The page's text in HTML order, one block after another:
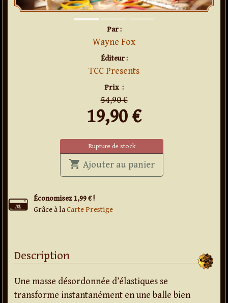
Par :
Wayne Fox
Éditeur :
TCC Presents
Prix en
:
54,90 €
19,90 €
Économisez 1,99 € !
Grâce à laCarte Prestige
Rupture de stock
shopping_cart Ajouter au panier' . Neat and tidy
Description
Une masse désordonnée d’élastiques se
transforme instantanément en une balle bien